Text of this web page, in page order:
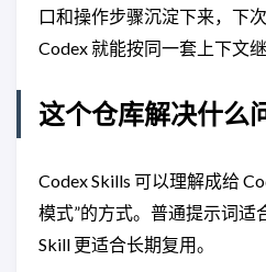
口和操作步骤沉淀下来，下
Codex 就能按同一套上下文继
这个仓库解决什么
Codex Skills 可以理解成给
模式”的方式。普通提示词适
Skill 更适合长期复用。